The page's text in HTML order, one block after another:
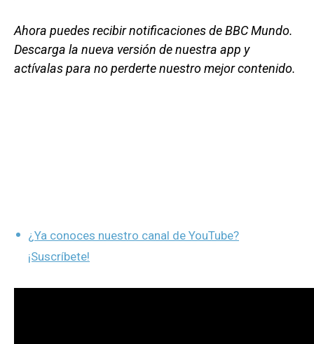
Ahora puedes recibir notificaciones de BBC Mundo.
Descarga la nueva versión de nuestra app y
actívalas para no perderte nuestro mejor contenido.
¿Ya conoces nuestro canal de YouTube?
¡Suscríbete!